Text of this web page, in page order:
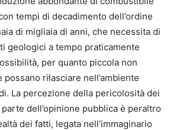
tempi di decadimento dell’ordine
di migliaia di anni, che necessita di
geologici a tempo praticamente
per quanto piccola non
rilasciare nell’ambiente
La percezione della pericolosità dei
dell’opinione pubblica è peraltro
dei fatti, legata nell’immaginario